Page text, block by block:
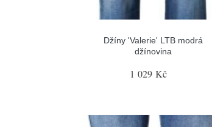
Džíny 'Valerie' LTB modrá
džínovina
1 029 Kč